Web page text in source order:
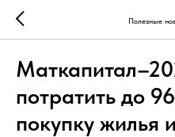
Полезные
потратить до
покупку жилья